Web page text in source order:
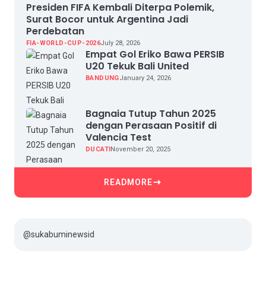
Presiden FIFA Kembali Diterpa Polemik,
Surat Bocor untuk Argentina Jadi
Perdebatan
FIA-WORLD-CUP-2026July 28, 2026
Empat Gol Eriko Bawa PERSIB
U20 Tekuk Bali United
BANDUNGJanuary 24, 2026
Bagnaia Tutup Tahun 2025
dengan Perasaan Positif di
Valencia Test
DUCATI November 20, 2025
READMORE
@sukabuminewsid